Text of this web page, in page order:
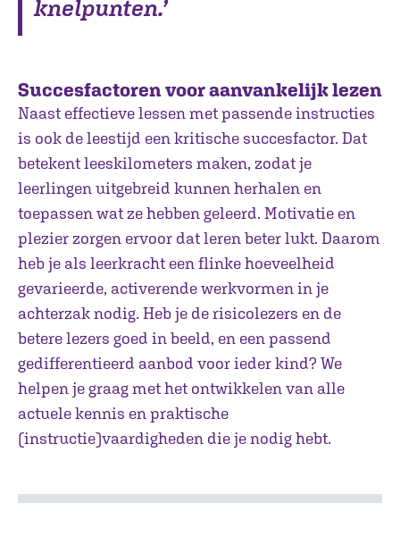
knelpunten.’
Succesfactoren voor aanvankelijk lezen
Naast effectieve lessen met passende instructies
is ook de leestijd een kritische succesfactor. Dat
betekent leeskilometers maken, zodat je
leerlingen uitgebreid kunnen herhalen en
toepassen wat ze hebben geleerd. Motivatie en
plezier zorgen ervoor dat leren beter lukt. Daarom
heb je als leerkracht een flinke hoeveelheid
gevarieerde, activerende werkvormen in je
achterzak nodig. Heb je de risicolezers en de
betere lezers goed in beeld, en een passend
gedifferentieerd aanbod voor ieder kind? We
helpen je graag met het ontwikkelen van alle
actuele kennis en praktische
(instructie)vaardigheden die je nodig hebt.